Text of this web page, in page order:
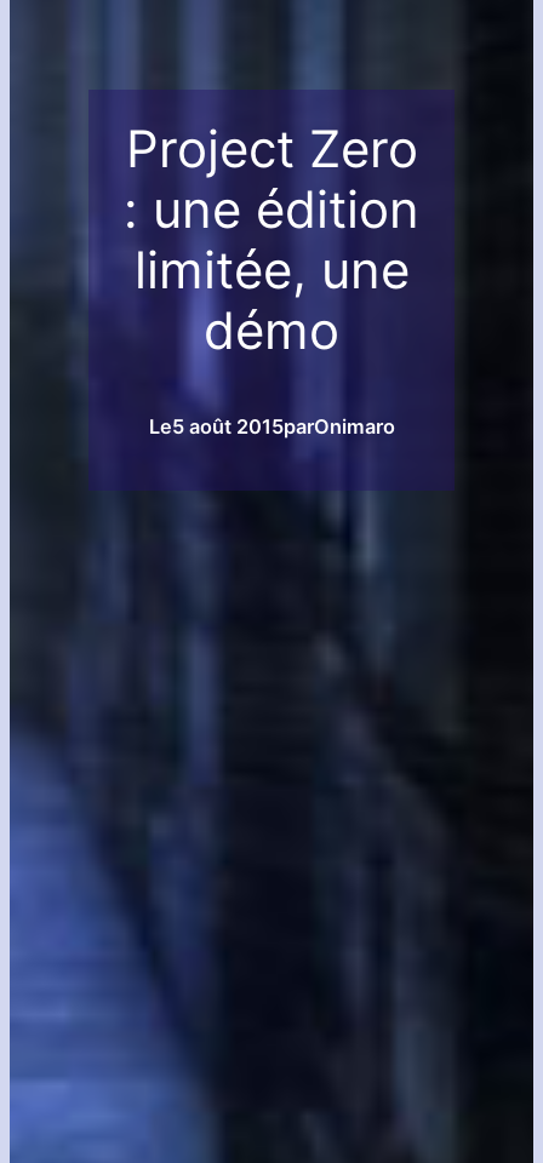
Project Zero
: une édition
limitée, une
démo
Le5 août 2015parOnimaro